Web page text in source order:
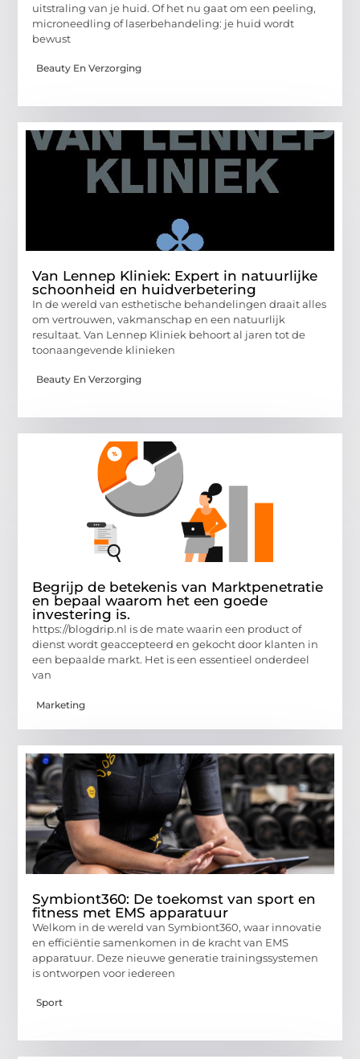
uitstraling van je huid. Of het nu gaat om een peeling,
microneedling of laserbehandeling: je huid wordt
bewust
Beauty En Verzorging
Van Lennep Kliniek: Expert in natuurlijke
schoonheid en huidverbetering
In de wereld van esthetische behandelingen draait alles
om vertrouwen, vakmanschap en een natuurlijk
resultaat. Van Lennep Kliniek behoort al jaren tot de
toonaangevende klinieken
Beauty En Verzorging
Begrijp de betekenis van Marktpenetratie
en bepaal waarom het een goede
investering is.
https://blogdrip.nl is de mate waarin een product of
dienst wordt geaccepteerd en gekocht door klanten in
een bepaalde markt. Het is een essentieel onderdeel
van
Marketing
Symbiont360: De toekomst van sport en
fitness met EMS apparatuur
Welkom in de wereld van Symbiont360, waar innovatie
en efficiëntie samenkomen in de kracht van EMS
apparatuur. Deze nieuwe generatie trainingssystemen
is ontworpen voor iedereen
Sport